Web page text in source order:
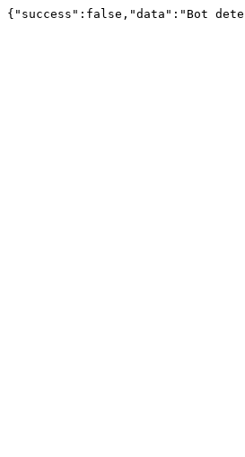
{"success":false,"data":"Bot